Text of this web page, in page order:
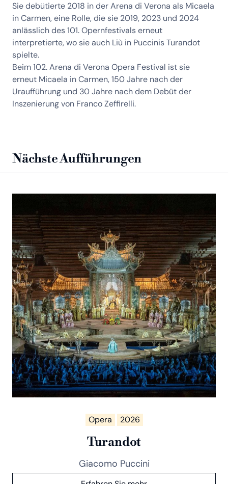
Sie debütierte 2018 in der Arena di Verona als Micaela
in Carmen, eine Rolle, die sie 2019, 2023 und 2024
anlässlich des 101. Opernfestivals erneut
interpretierte, wo sie auch Liù in Puccinis Turandot
spielte.
Beim 102. Arena di Verona Opera Festival ist sie
erneut Micaela in Carmen, 150 Jahre nach der
Uraufführung und 30 Jahre nach dem Debüt der
Inszenierung von Franco Zeffirelli.
Nächste Aufführungen
Opera 2026
Turandot
Giacomo Puccini